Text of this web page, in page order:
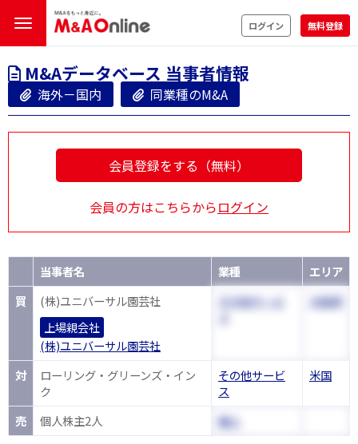
ログイン 無料登録
M&Aデータベース 当事者情報
海外－国内 同業種のM&A
会員登録をする（無料）
会員の方はこちらからログイン
当事者名 業種
エリア
買
(株)ユニバーサル園芸社
上場親会社
(株)ユニバーサル園芸社
その他サービ
大阪府
対
ローリング・グリーンズ・イン
ク
その他サービ
ス
米国
売 個人株主2人 個人